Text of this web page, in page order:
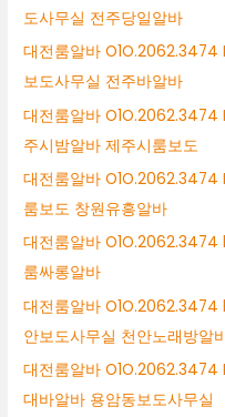
도사무실 전주당일알바
대전룸알바 O1O.2062.3474
보도사무실 전주바알바
대전룸알바 O1O.2062.3474
주시밤알바 제주시룸보도
대전룸알바 O1O.2062.3474
룸보도 창원유흥알바
대전룸알바
룸싸롱알바
대전룸알바
안보도사무실 천안노래방알
대전룸알바 O1O.2062.3474
대바알바 용암동보도사무실